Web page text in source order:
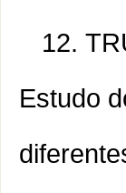
Estudo